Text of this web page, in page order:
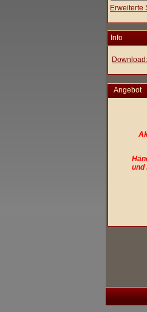
Erweiterte
Info
Angebot
und